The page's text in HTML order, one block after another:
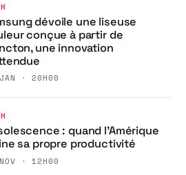
dévoile une liseuse
conçue à partir de
une innovation
· 20H00
: quand l’Amérique
sa propre productivité
· 12H00